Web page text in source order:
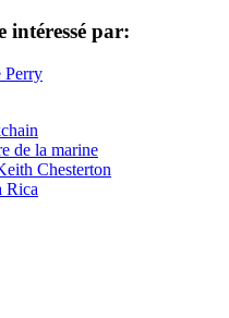
intéressé par:
Perry
de la marine
Chesterton
Rica